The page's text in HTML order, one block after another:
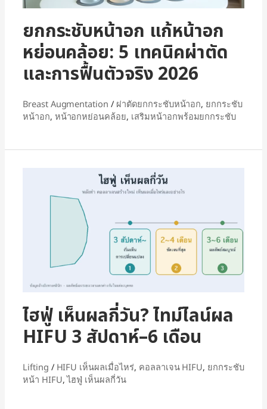
ยกกระชับหน้าอก แก้หน้าอก
หย่อนคล้อย: 5 เทคนิคผ่าตัด
และการฟื้นตัวจริง 2026
Breast Augmentation / ผ่าตัดยกกระชับหน้าอก, ยกกระชับ
หน้าอก, หน้าอกหย่อนคล้อย, เสริมหน้าอกพร้อมยกกระชับ
ไฮฟู่ เห็นผลกี่วัน? ไทม์ไลน์ผล
HIFU 3 สัปดาห์–6 เดือน
Lifting / HIFU เห็นผลเมื่อไหร่, คอลลาเจน HIFU, ยกกระชับ
หน้า HIFU,ไฮฟู่ เห็นผลกี่วัน